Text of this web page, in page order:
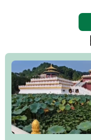
拥有4A级旅游区头衔的花
万佛园位于遵化市境内，
形绝佳，地理位置优越，
园、打造佛教精品旅游圣
的墓地安葬、祭祀吊亡并
郁绚丽、优雅宜人的园林
园手法相结合的默契操作
美、民族风格突出，与周
式园林。